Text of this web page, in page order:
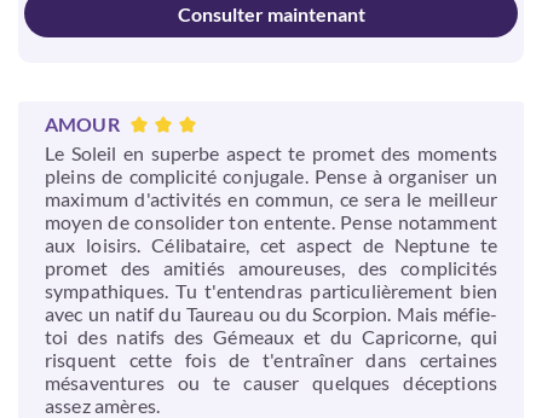
Consulter maintenant
AMOUR
Le Soleil en superbe aspect te promet des moments
pleins de complicité conjugale. Pense à organiser un
maximum d'activités en commun, ce sera le meilleur
moyen de consolider ton entente. Pense notamment
aux loisirs. Célibataire, cet aspect de Neptune te
promet des amitiés amoureuses, des complicités
sympathiques. Tu t'entendras particulièrement bien
avec un natif du Taureau ou du Scorpion. Mais méfie-
toi des natifs des Gémeaux et du Capricorne, qui
risquent cette fois de t'entraîner dans certaines
mésaventures ou te causer quelques déceptions
assez amères.